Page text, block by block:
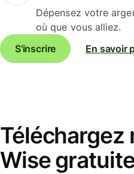
Dépensez votre
où que vous alliez.
S'inscrire
En savoir
Téléchargez
Wise